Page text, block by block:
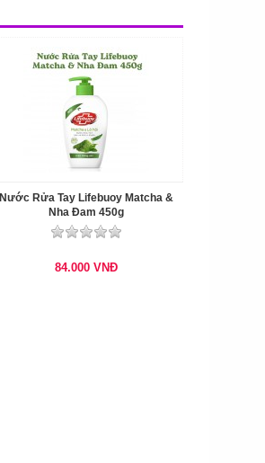
Nước Rửa Tay Lifebuoy Matcha &
Nha Đam 450g
84.000VNĐ